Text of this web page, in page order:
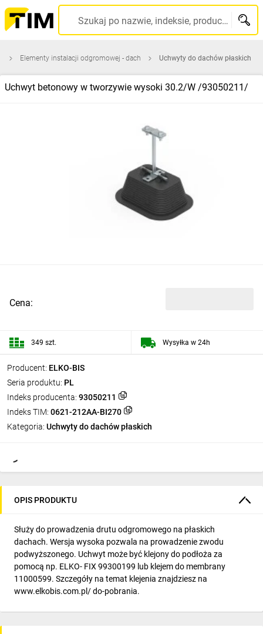
Szukaj po nazwie, indeksie, producencie, kodzie kreskowym...
Elementy instalacji odgromowej - dach Uchwyty do dachów płaskich
Uchwyt betonowy w tworzywie wysoki 30.2/W /93050211/
Producent: ELKO-BIS
Seria produktu: PL
Indeks producenta: 93050211
Indeks TIM: 0621-212AA-BI270
Kategoria: Uchwyty do dachów płaskich
Cena:
349 szt. Wysyłka w 24h
OPIS PRODUKTU
Służy do prowadzenia drutu odgromowego na płaskich
dachach. Wersja wysoka pozwala na prowadzenie zwodu
podwyższonego. Uchwyt może być klejony do podłoża za
pomocą np. ELKO- FIX 99300199 lub klejem do membrany
11000599. Szczegóły na temat klejenia znajdziesz na
www.elkobis.com.pl/ do-pobrania.